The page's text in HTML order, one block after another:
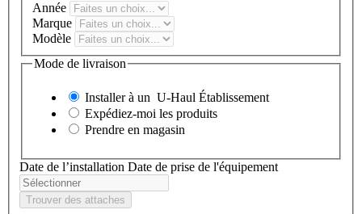
Année
Marque
Modèle
Mode de livraison
Installer à un U-Haul Établissement
Expédiez-moi les produits
Prendre en magasin
Date de l’installation Date de prise de l'équipement
Trouver des attaches